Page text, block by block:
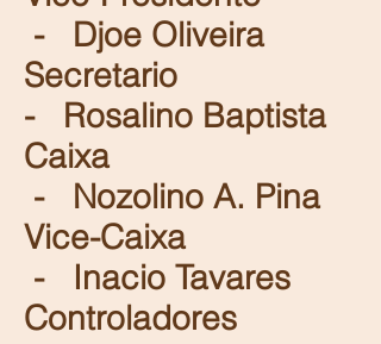
- Djoe Oliveira
Secretario
- Rosalino Baptista
Caixa
- Nozolino A. Pina
Vice-Caixa
- Inacio Tavares
Controladores